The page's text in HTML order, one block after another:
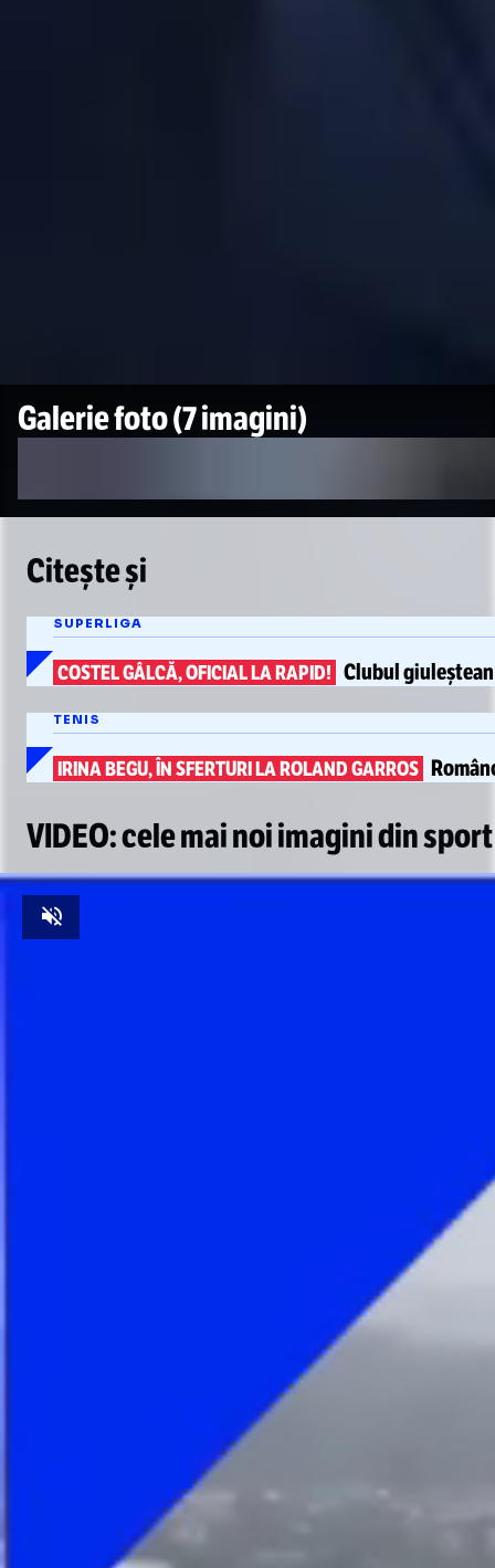
Galerie foto(7 imagini)
Citește și
SUPERLIGA
COSTEL GÂLCĂ, OFICIAL LA RAPID! Clubul
TENIS
IRINA BEGU, ÎN SFERTURI LA ROLAND GARROS
VIDEO: cele mai noi imagini din sport
Unmute